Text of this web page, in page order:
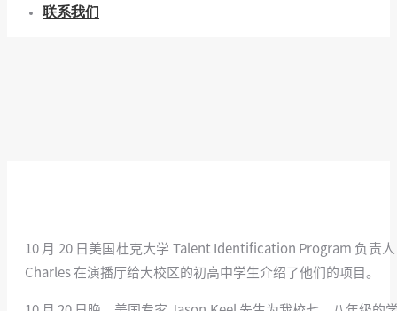
联系我们
10 月 20 日美国杜克大学 Talent Identification Program 负责
Charles 在演播厅给大校区的初高中学生介绍了他们的项目。